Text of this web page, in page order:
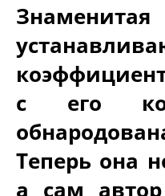
с его
Теперь она
а сам